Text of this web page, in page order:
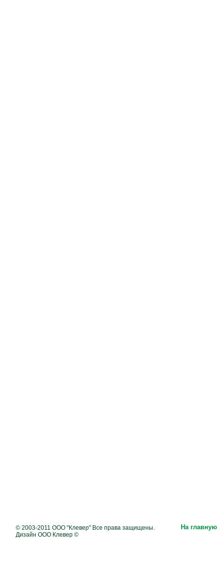
© 2003-2011 ООО "Клевер" Все права защищены.
Дизайн ООО Клевер ©
На главную